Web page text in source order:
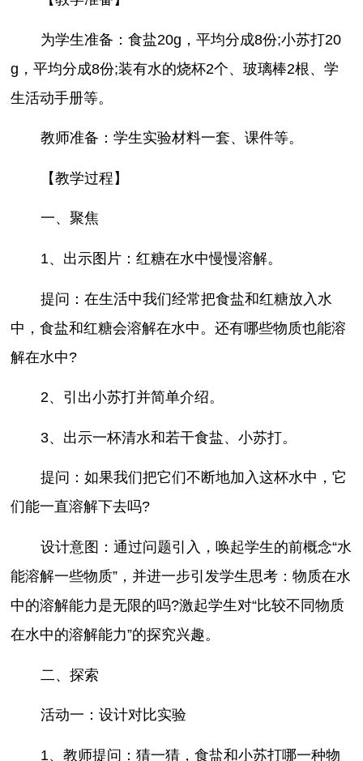
为学生准备：食盐20g，平均分成8份;小苏打20
g，平均分成8份;装有水的烧杯2个、玻璃棒2根、学
生活动手册等。
教师准备：学生实验材料一套、课件等。
【教学过程】
一、聚焦
1、出示图片：红糖在水中慢慢溶解。
提问：在生活中我们经常把食盐和红糖放入水
中，食盐和红糖会溶解在水中。还有哪些物质也能溶
解在水中?
2、引出小苏打并简单介绍。
3、出示一杯清水和若干食盐、小苏打。
提问：如果我们把它们不断地加入这杯水中，它
们能一直溶解下去吗?
设计意图：通过问题引入，唤起学生的前概念“水
能溶解一些物质”，并进一步引发学生思考：物质在水
中的溶解能力是无限的吗?激起学生对“比较不同物质
在水中的溶解能力”的探究兴趣。
二、探索
活动一：设计对比实验
1、教师提问：猜一猜，食盐和小苏打哪一种物